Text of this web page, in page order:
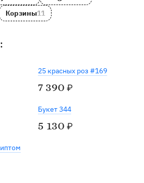
Корзины11
25 красных роз #169
7 390 ₽
Букет 344
5 130 ₽
-10%